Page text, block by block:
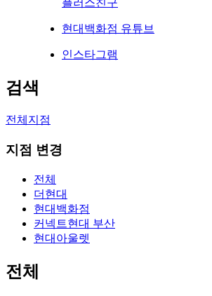
플러스친구
현대백화점 유튜브
인스타그램
검색
전체지점
지점 변경
전체
더현대
현대백화점
커넥트현대 부산
현대아울렛
전체